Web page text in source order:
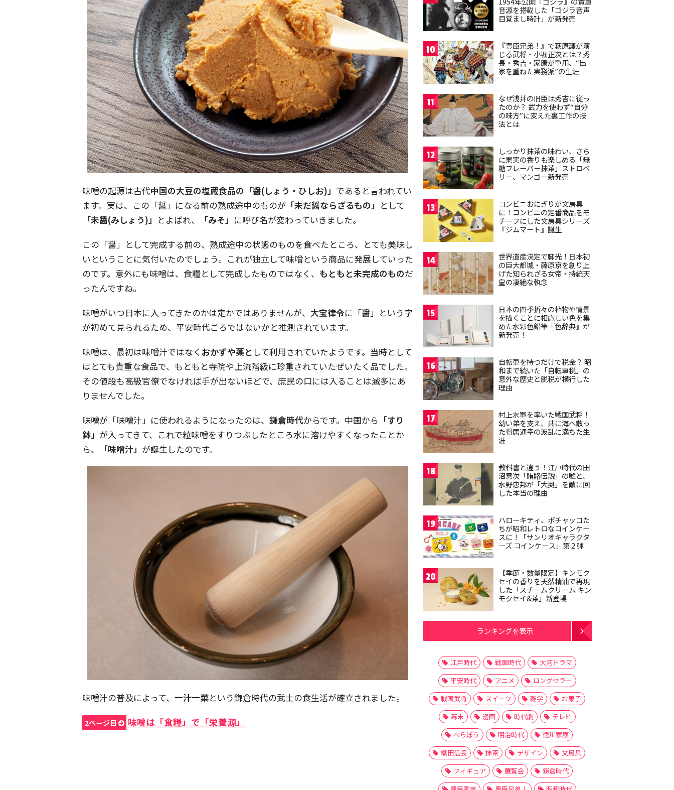
味噌の起源は古代中国の大豆の塩蔵食品の「醤(しょう・ひしお)」 であると言われてい
ます。実は、この「醤」になる前の熟成途中のものが 「未だ醤ならざるもの」 として
「未醤(みしょう)」 とよばれ、 「みそ」 に呼び名が変わっていきました。
この「醤」として完成する前の、熟成途中の状態のものを食べたところ、とても美味し
いということに気付いたのでしょう。これが独立して味噌という商品に発展していった
のです。意外にも味噌は、食糧として完成したものではなく、 もともと未完成のものだ
ったんですね。
味噌がいつ日本に入ってきたのかは定かではありませんが、 大宝律令に「醤」という字
が初めて見られるため、平安時代ごろではないかと推測されています。
味噌は、最初は味噌汁ではなく おかずや薬と して利用されていたようです。当時として
はとても貴重な食品で、もともと寺院や上流階級に珍重されていたぜいたく品でした。
その値段も高級官僚でなければ手が出ないほどで、庶民の口には入ることは滅多にあ
りませんでした。
味噌が「味噌汁」に使われるようになったのは、 鎌倉時代からです。中国から 「すり
鉢」 が入ってきて、これで粒味噌をすりつぶしたところ水に溶けやすくなったことか
ら、
「味噌汁」 が誕生したのです。
味噌汁の普及によって、 一汁一菜という鎌倉時代の武士の食生活が確立されました。
2ページ目 味噌は「食糧」で「栄養源」
音源を搭載した「ゴジラ音声
目覚まし時計」が新発売
10
『豊臣兄弟！』で萩原護が演
じる武将・小堀正次とは？秀
長・秀吉・家康が重用、“出
家を重ねた実務派”の生涯
11
なぜ浅井の旧臣は秀吉に従っ
たのか？ 武力を使わず“自分
の味方”に変えた裏工作の技
法とは
12
しっかり抹茶の味わい、さら
に果実の香りも楽しめる「無
糖フレーバー抹茶」ストロベ
リー、マンゴー新発売
13
コンビニおにぎりが文房具
に！コンビニの定番商品をモ
チーフにした文房具シリーズ
『ジムマート』誕生
14
世界遺産決定で脚光！日本初
の巨大都城・藤原京を創り上
げた知られざる女帝・持統天
皇の凄絶な執念
15
日本の四季折々の植物や情景
を描くことに相応しい色を集
めた水彩色鉛筆『色辞典』が
新発売！
16
自転車を持つだけで税金？ 昭
和まで続いた「自転車税」の
意外な歴史と脱税が横行した
理由
17
村上水軍を率いた戦国武将！
幼い弟を支え、共に海へ散っ
た得居通幸の波乱に満ちた生
涯
18
教科書と違う！江戸時代の田
沼意次「賄賂伝説」の嘘と、
水野忠邦が「大奥」を敵に回
した本当の理由
19
ハローキティ、ポチャッコた
ちが昭和レトロなコインケー
スに！「サンリオキャラクタ
ーズ コインケース」第２弾
20
【季節・数量限定】キンモク
セイの香りを天然精油で再現
した「スチームクリーム キン
モクセイ&茶」新登場
ランキングを表示
江戸時代 戦国時代
大河ドラマ
平安時代
アニメ
ロングセラー
戦国武将
スイーツ 雑学
お菓子
幕末
漫画 時代劇
テレビ
べらぼう
明治時代
徳川家康
織田信長
抹茶 デザイン
文房具
フィギュア
展覧会
鎌倉時代